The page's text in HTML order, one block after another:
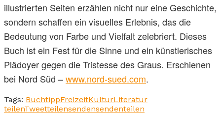
illustrierten Seiten erzählen nicht nur eine Geschichte,
sondern schaffen ein visuelles Erlebnis, das die
Bedeutung von Farbe und Vielfalt zelebriert. Dieses
Buch ist ein Fest für die Sinne und ein künstlerisches
Plädoyer gegen die Tristesse des Graus. Erschienen
bei Nord Süd –www.nord-sued.com.
Tags: BuchtippFreizeitKulturLiteratur
teilenTweetteilensendensendenteilen